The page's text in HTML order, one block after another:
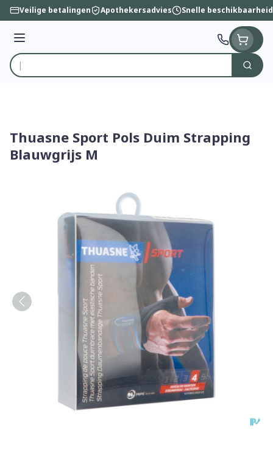
Ga naar de inhoud
Veilige betalingen Apothekersadvies Snelle beschikbaarheid
Menu
Product, merk, categorie...
Zoek
Thuasne Sport Pols Duim Strapping
Blauwgrijs M